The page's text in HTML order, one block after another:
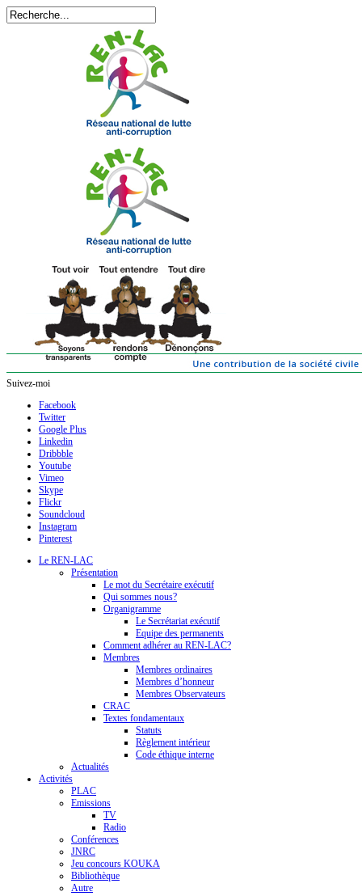
Suivez-moi
Facebook
Twitter
Google Plus
Linkedin
Dribbble
Youtube
Vimeo
Skype
Flickr
Soundcloud
Instagram
Pinterest
Le REN-LAC
Présentation
Le mot du Secrétaire exécutif
Qui sommes nous?
Organigramme
Le Secrétariat exécutif
Equipe des permanents
Comment adhérer au REN-LAC?
Membres
Membres ordinaires
Membres d’honneur
Membres Observateurs
CRAC
Textes fondamentaux
Statuts
Règlement intérieur
Code éthique interne
Actualités
Activités
PLAC
Emissions
TV
Radio
Conférences
JNRC
Jeu concours KOUKA
Bibliothèque
Autre